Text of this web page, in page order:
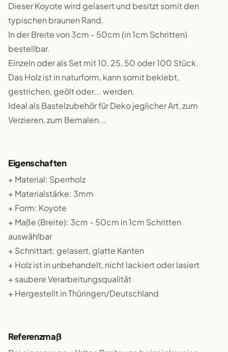
Dieser Koyote wird gelasert und besitzt somit den
typischen braunen Rand.
In der Breite von 3cm - 50cm (in 1cm Schritten)
bestellbar.
Einzeln oder als Set mit 10, 25, 50 oder 100 Stück.
Das Holz ist in naturform, kann somit beklebt,
gestrichen, geölt oder... werden.
Ideal als Bastelzubehör für Deko jeglicher Art, zum
Verzieren, zum Bemalen...
Eigenschaften
+ Material: Sperrholz
+ Materialstärke: 3mm
+ Form: Koyote
+ Maße (Breite): 3cm - 50cm in 1cm Schritten
auswählbar
+ Schnittart: gelasert, glatte Kanten
+ Holz ist in unbehandelt, nicht lackiert oder lasiert
+ saubere Verarbeitungsqualität
+ Hergestellt in Thüringen/Deutschland
Referenzmaß